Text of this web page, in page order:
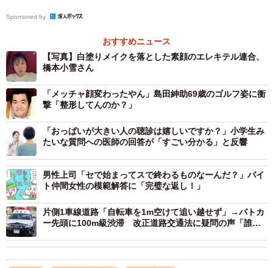
Sponsored by
おすすめニュース
【写真】白塗りメイクを落とした素顔のエレキテル連合、
橋本小雪さん
「メッチャ顔変わったやん」島田紳助69歳のゴルフ姿に衝
撃「整形してんのか？」
「おっぱいが大きい人の聴診は嬉しいですか？」小学生み
たいな質問への医師の回答が「すごい分かる」と反響
男性上司「セで始まってスで終わるものなーんだ？」バイ
ト仲間女性の模範解答に「完璧な返し！」
片側1車線道路「自転車を1m空けて追い越せず」→パトカ
ー先頭に100m級渋滞 改正道路交通法に疑問の声「誰も